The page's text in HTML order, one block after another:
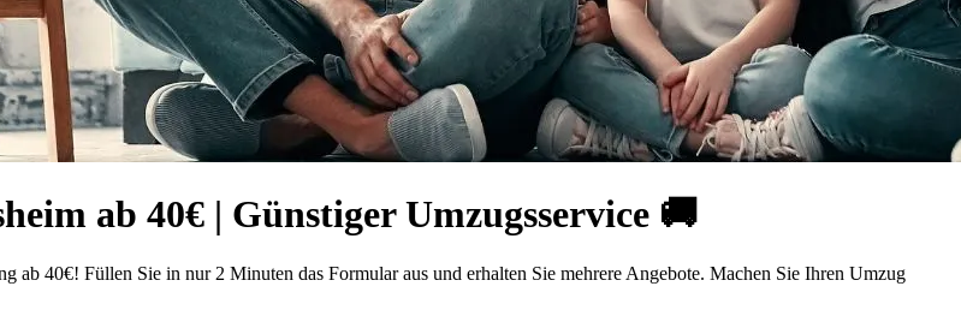
ab 40€ | Günstiger Umzugsservice 🚚
ab 40€! Füllen Sie in nur 2 Minuten das Formular aus und erhalten Sie mehrere Angebote. Machen Sie Ihren Umzug